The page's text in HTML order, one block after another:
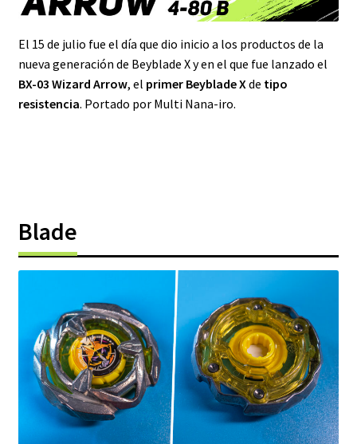
El 15 de julio fue el día que dio inicio a los productos de la
nueva generación de Beyblade X y en el que fue lanzado el
BX-03 Wizard Arrow, el primer Beyblade Xde tipo
resistencia. Portado por Multi Nana-iro.
Blade